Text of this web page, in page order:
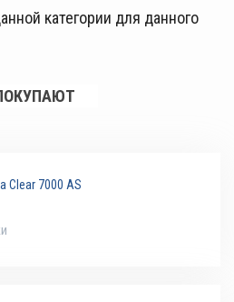
категории для данного
Clear 7000 AS